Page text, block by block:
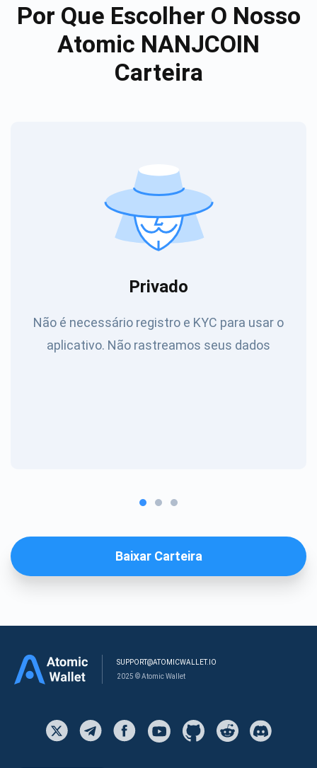
Por Que Escolher O Nosso
Atomic NANJCOIN
Carteira
Privado
Não é necessário registro e KYC para usar o
aplicativo. Não rastreamos seus dados
Baixar Carteira
SUPPORT@ATOMICWALLET.IO
2025 © Atomic Wallet